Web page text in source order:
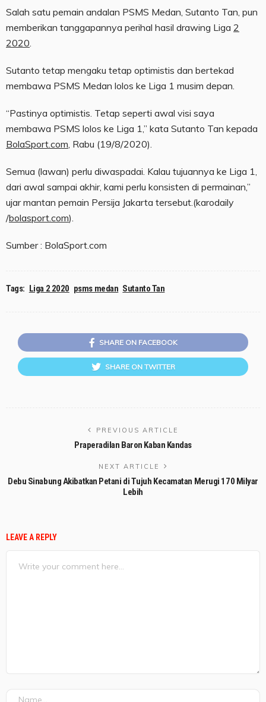
Salah satu pemain andalan PSMS Medan, Sutanto Tan, pun
memberikan tanggapannya perihal hasil drawing Liga 2
2020.
Sutanto tetap mengaku tetap optimistis dan bertekad
membawa PSMS Medan lolos ke Liga 1 musim depan.
“Pastinya optimistis. Tetap seperti awal visi saya
membawa PSMS lolos ke Liga 1,” kata Sutanto Tan kepada
BolaSport.com, Rabu (19/8/2020).
Semua (lawan) perlu diwaspadai. Kalau tujuannya ke Liga 1,
dari awal sampai akhir, kami perlu konsisten di permainan,”
ujar mantan pemain Persija Jakarta tersebut.(karodaily
/bolasport.com).
Sumber : BolaSport.com
Tags: Liga 2 2020 psms medan Sutanto Tan
SHARE ON FACEBOOK
SHARE ON TWITTER
PREVIOUS ARTICLE
Praperadilan Baron Kaban Kandas
NEXT ARTICLE
Debu Sinabung Akibatkan Petani di Tujuh Kecamatan Merugi 170 Milyar
Lebih
LEAVE A REPLY